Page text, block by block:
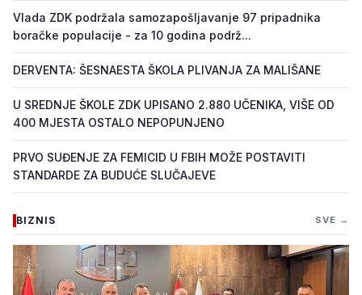
Vlada ZDK podržala samozapošljavanje 97 pripadnika
boračke populacije - za 10 godina podrž...
DERVENTA: ŠESNAESTA ŠKOLA PLIVANJA ZA MALIŠANE
U SREDNJE ŠKOLE ZDK UPISANO 2.880 UČENIKA, VIŠE OD
400 MJESTA OSTALO NEPOPUNJENO
PRVO SUĐENJE ZA FEMICID U FBIH MOŽE POSTAVITI
STANDARDE ZA BUDUĆE SLUČAJEVE
BIZNIS SVE →